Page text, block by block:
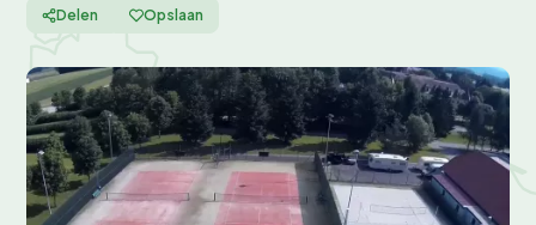
Delen Opslaan